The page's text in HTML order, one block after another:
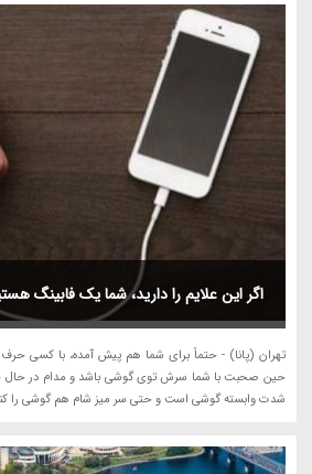
اگر این علایم را دارید، شما یک فابینگ
تهران (پانا) - حتماً برای شما هم پیش آمده، با کسی حرف
حین صحبت با شما سرش توی گوشی باشد و مدام در حال
شدت وابسته گوشی است و حتی سر میز شام هم گوشی را